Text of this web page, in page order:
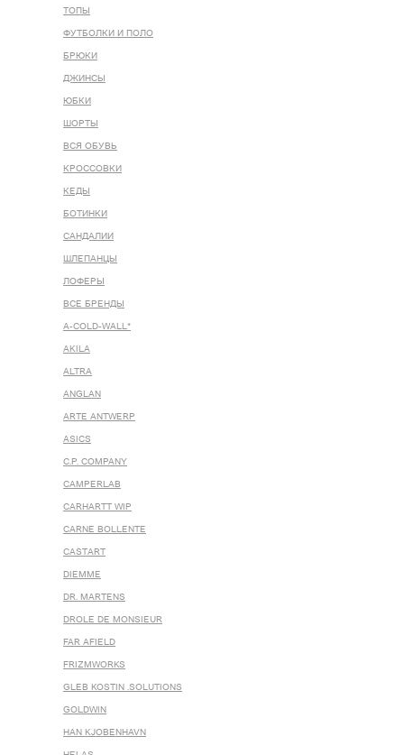
ТОПЫ
ФУТБОЛКИ И ПОЛО
БРЮКИ
ДЖИНСЫ
ЮБКИ
ШОРТЫ
ВСЯ ОБУВЬ
КРОССОВКИ
КЕДЫ
БОТИНКИ
САНДАЛИИ
ШЛЕПАНЦЫ
ЛОФЕРЫ
ВСЕ БРЕНДЫ
A-COLD-WALL*
AKILA
ALTRA
ANGLAN
ARTE ANTWERP
ASICS
C.P. COMPANY
CAMPERLAB
CARHARTT WIP
CARNE BOLLENTE
CASTART
DIEMME
DR. MARTENS
DROLE DE MONSIEUR
FAR AFIELD
FRIZMWORKS
GLEB KOSTIN .SOLUTIONS
GOLDWIN
HAN KJOBENHAVN